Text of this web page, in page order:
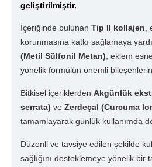
geliştirilmiştir.
İçeriğinde bulunan Tip II kollajen
korunmasına katkı sağlamaya
(Metil Sülfonil Metan) , eklem
yönelik formülün önemli
Bitkisel içeriklerden Akgünlük
serrata) ve Zerdeçal (Curcuma
tamamlayarak günlük kullanımda
Düzenli ve tavsiye edilen şekilde
sağlığını desteklemeye yönelik bir